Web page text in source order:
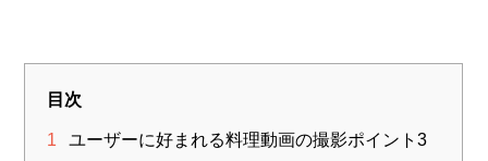
目次
1
ユーザーに好まれる料理動画の撮影ポイント3